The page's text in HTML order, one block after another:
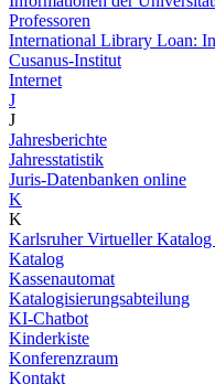
Professoren
International Library Loan:
Cusanus-Institut
Internet
J
J
Jahresberichte
Jahresstatistik
Juris-Datenbanken online
K
K
Karlsruher Virtueller
Katalog
Kassenautomat
Katalogisierungsabteilung
KI-Chatbot
Kinderkiste
Konferenzraum
Kontakt